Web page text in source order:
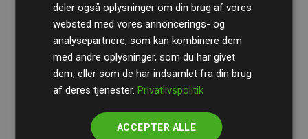
RevisionshusetBDOgennemgår løbende vores
beregninger og metode for at sikre gennemsigtighed
og pålidelighed.
Deres revision dokumenterer, at vores investeringer i
medlemmernes websites estimerede CO₂-
deler også oplysninger om din brug af vores
websted med vores annoncerings- og
analysepartnere, som kan kombinere dem
med andre oplysninger, som du har givet
dem, eller som de har indsamlet fra din brug
af deres tjenester.Privatlivspolitik
ACCEPTER ALLE